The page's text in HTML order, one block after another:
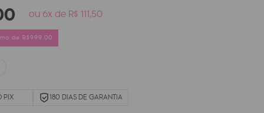
ou 6x de R$ 111,50
de R$999,00
PIX 180 DIAS DE GARANTIA